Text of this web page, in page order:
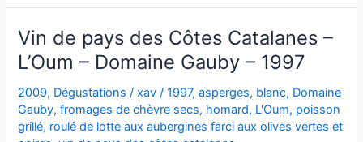
Roussillon
–
Domaine
Gauby
–
1996
Vin de pays des Côtes Catalanes –
L’Oum – Domaine Gauby – 1997
2009, Dégustations /xav/1997,asperges, blanc, Domaine
Gauby,fromages de chèvre secs, homard, L'Oum, poisson
grillé, roulé de lotte aux aubergines farci aux olives vertes et